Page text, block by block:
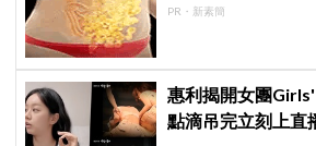
PR・新素簡
惠利揭開女團
點滴吊完立刻上直